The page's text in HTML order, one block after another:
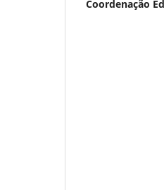
Coordenação